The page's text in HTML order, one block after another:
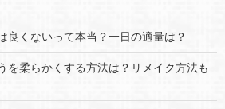
良くないって本当？一日の適量は？
を柔らかくする方法は？リメイク方法も